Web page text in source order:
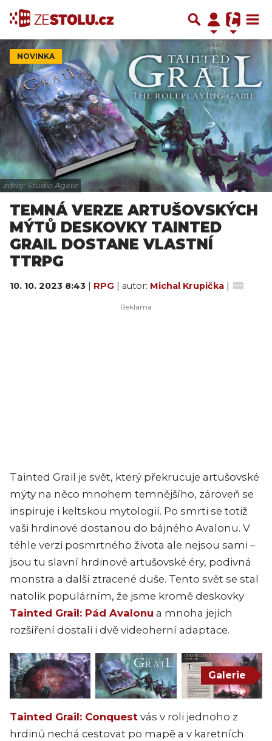
NOVINKA
zdroj: Studio Agate
TEMNÁ VERZE ARTUŠOVSKÝCH
MÝTŮ DESKOVKY TAINTED
GRAIL DOSTANE VLASTNÍ
TTRPG
10. 10. 2023 8:43 | RPG | autor: Michal Krupička |
Tainted Grail je svět, který překrucuje artušovské
mýty na něco mnohem temnějšího, zároveň se
inspiruje i keltskou mytologií. Po smrti se totiž
vaši hrdinové dostanou do bájného Avalonu. V
téhle verzi posmrtného života ale nejsou sami –
jsou tu slavní hrdinové artušovské éry, podivná
monstra a další ztracené duše. Tento svět se stal
natolik populárním, že jsme kromě deskovky
Tainted Grail: Pád Avalonu a mnoha jejích
rozšíření dostali i dvě videoherní adaptace.
Galerie
Tainted Grail: Conquest vás v roli jednoho z
hrdinů nechá cestovat po mapě a v karetních